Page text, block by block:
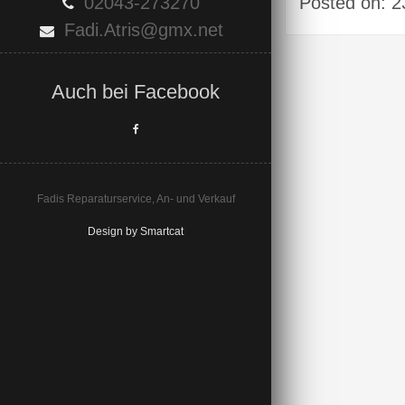
Fadi.Atris@gmx.net
Auch bei Facebook
Fadis Reparaturservice, An- und Verkauf
Design by Smartcat